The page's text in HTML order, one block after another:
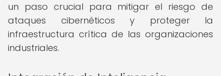
un paso crucial para mitigar el riesgo de
ataques cibernéticos y proteger la
infraestructura crítica de las organizaciones
industriales.